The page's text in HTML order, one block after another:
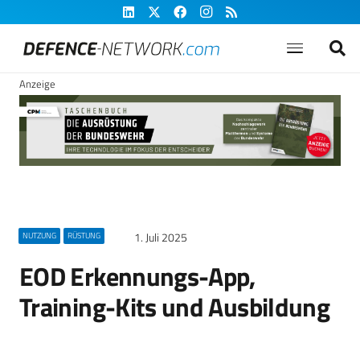
Anzeige
NUTZUNG RÜSTUNG 1. Juli 2025
EOD Erkennungs-App,
Training-Kits und Ausbildung